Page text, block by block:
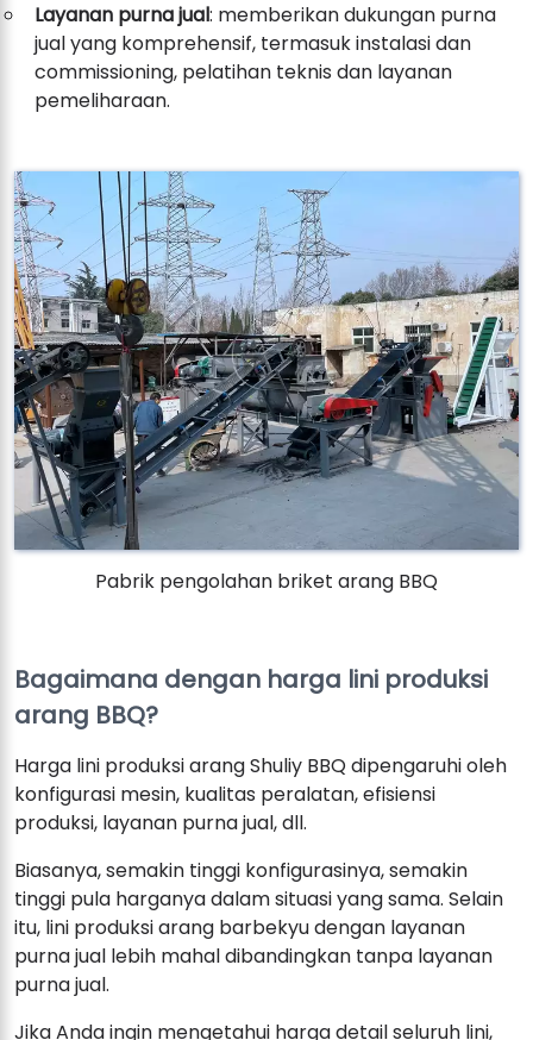
Layanan purna jual: memberikan dukungan purna
jual yang komprehensif, termasuk instalasi dan
commissioning, pelatihan teknis dan layanan
pemeliharaan.
Pabrik pengolahan briket arang BBQ
Bagaimana dengan harga lini produksi
arang BBQ?
Harga lini produksi arang Shuliy BBQ dipengaruhi oleh
konfigurasi mesin, kualitas peralatan, efisiensi
produksi, layanan purna jual, dll.
Biasanya, semakin tinggi konfigurasinya, semakin
tinggi pula harganya dalam situasi yang sama. Selain
itu, lini produksi arang barbekyu dengan layanan
purna jual lebih mahal dibandingkan tanpa layanan
purna jual.
Jika Anda ingin mengetahui harga detail seluruh lini,